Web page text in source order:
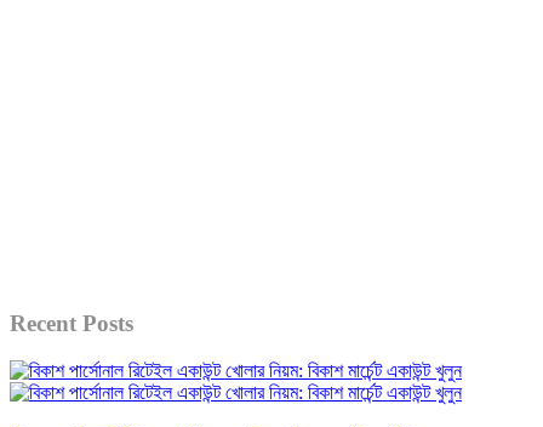
Recent Posts